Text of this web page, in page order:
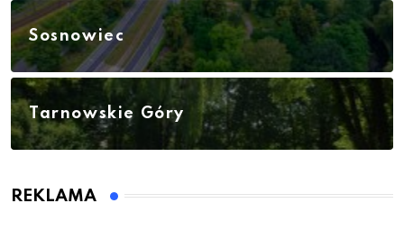
Sosnowiec
Tarnowskie Góry
REKLAMA